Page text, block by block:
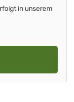
in unserem